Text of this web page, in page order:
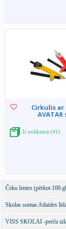
Cirkulis
AVATAR
Ir noliktavā (41)
Čeku lentes (pērkot
Skolas somas Atlaides
VISS SKOLAI -preču